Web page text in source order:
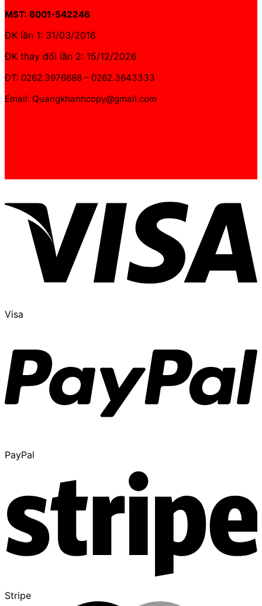
MST: 6001-542246
ĐK lần 1: 31/03/2016
ĐK thay đổi lần 2: 15/12/2026
ĐT: 0262.3976688 – 0262.3643333
Email: Quangkhanhcopy@gmail.com
Visa
PayPal
Stripe